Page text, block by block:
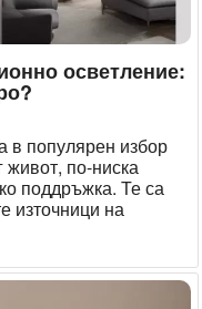
осветление:
в популярен избор
живот, по-ниска
поддръжка. Те са
източници на